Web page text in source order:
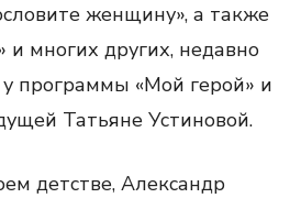
женщину», а также
и многих других, недавно
у программы «Мой герой» и
Татьяне Устиновой.
детстве, Александр